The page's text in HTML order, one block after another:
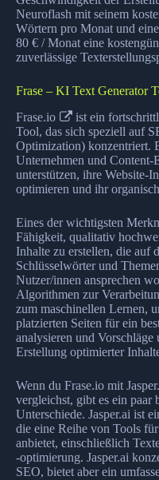
Neuroflash mit seinem
Wörtern pro Monat und
80 € / Monat eine
zuverlässige
Frase – KI Text Generator
Frase.io
ist ein
Tool, das sich speziell auf
Optimization) konzentriert.
Unternehmen und Content-
unterstützen, ihre Website-
optimieren und ihr
Eines der wichtigsten
Fähigkeit, qualitativ
Inhalte zu erstellen, die auf
Schlüsselwörter und
Nutzer/innen ansprechen
Algorithmen zur
zum maschinellen Lernen,
platzierten Seiten für ein
analysieren und
Erstellung optimierter
Wenn du Frase.io mit
vergleichst, gibt es ein paar
Unterschiede. Jasper.ai ist
die eine Reihe von Tools
anbietet, einschließlich
-optimierung. Jasper.ai
SEO, bietet aber ein